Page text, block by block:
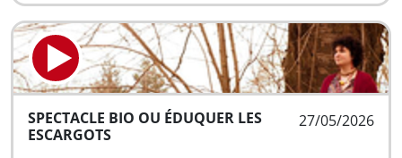
27/05/2026
SPECTACLE BIO OU ÉDUQUER LES
ESCARGOTS